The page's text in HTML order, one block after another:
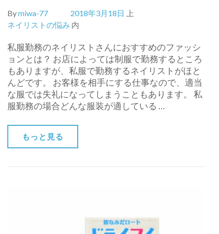
Bymiwa-77 2018年3月18日
上
ネイリストの悩み 内
私服勤務のネイリストさんにおすすめのファッシ
ョンとは？ お店によっては制服で勤務するところ
もありますが、私服で勤務するネイリストがほと
んどです。 お客様を相手にする仕事なので、適当
な服では失礼になってしまうこともあります。 私
服勤務の場合どんな服装が適している …
もっと見る